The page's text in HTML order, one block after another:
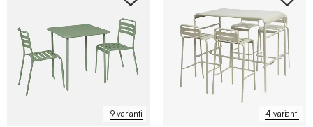
9 varianti 4 varianti
✖